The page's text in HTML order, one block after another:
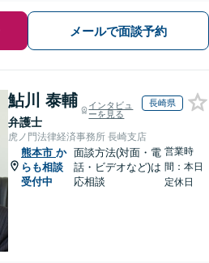
メールで面談予約
鮎川 泰輔
弁護士
インタビュ
ーを見る
長崎県
虎ノ門法律経済事務所 長崎支店
熊本市 か
らも相談
受付中
面談方法(対面・電
話・ビデオなど)は
応相談
営業時
間：本日
定休日